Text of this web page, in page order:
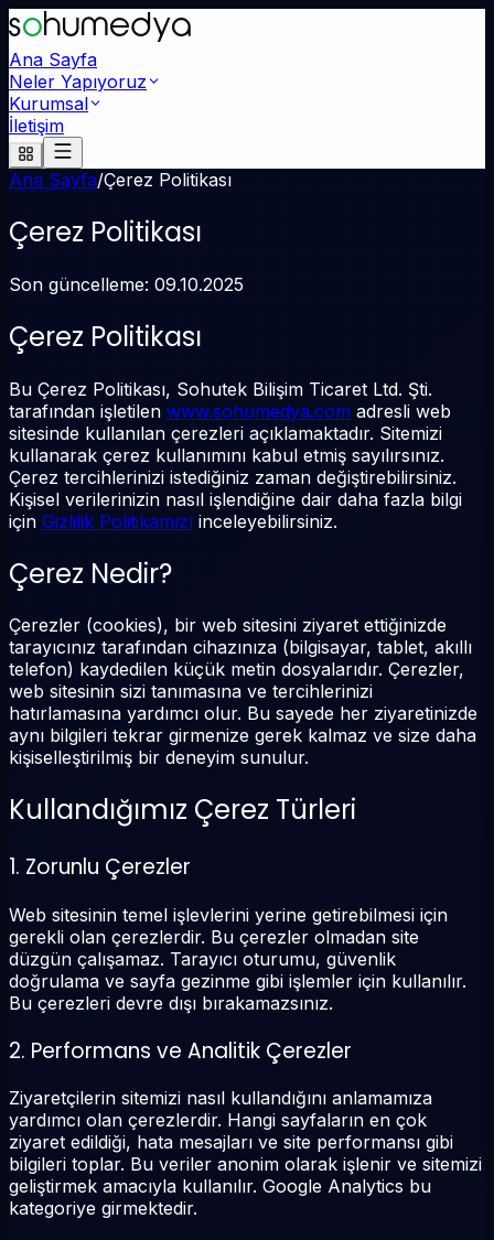
sohumedya
Ana Sayfa
Neler Yapıyoruz
Kurumsal
İletişim
Ana Sayfa/Çerez Politikası
Çerez Politikası
Son güncelleme: 09.10.2025
Çerez Politikası
Bu Çerez Politikası, Sohutek Bilişim Ticaret Ltd. Şti.
tarafından işletilen www.sohumedya.com adresli web
sitesinde kullanılan çerezleri açıklamaktadır. Sitemizi
kullanarak çerez kullanımını kabul etmiş sayılırsınız.
Çerez tercihlerinizi istediğiniz zaman değiştirebilirsiniz.
Kişisel verilerinizin nasıl işlendiğine dair daha fazla bilgi
için Gizlilik Politikamızı inceleyebilirsiniz.
Çerez Nedir?
Çerezler (cookies), bir web sitesini ziyaret ettiğinizde
tarayıcınız tarafından cihazınıza (bilgisayar, tablet, akıllı
telefon) kaydedilen küçük metin dosyalarıdır. Çerezler,
web sitesinin sizi tanımasına ve tercihlerinizi
hatırlamasına yardımcı olur. Bu sayede her ziyaretinizde
aynı bilgileri tekrar girmenize gerek kalmaz ve size daha
kişiselleştirilmiş bir deneyim sunulur.
Kullandığımız Çerez Türleri
1. Zorunlu Çerezler
Web sitesinin temel işlevlerini yerine getirebilmesi için
gerekli olan çerezlerdir. Bu çerezler olmadan site
düzgün çalışamaz. Tarayıcı oturumu, güvenlik
doğrulama ve sayfa gezinme gibi işlemler için kullanılır.
Bu çerezleri devre dışı bırakamazsınız.
2. Performans ve Analitik Çerezler
Ziyaretçilerin sitemizi nasıl kullandığını anlamamıza
yardımcı olan çerezlerdir. Hangi sayfaların en çok
ziyaret edildiği, hata mesajları ve site performansı gibi
bilgileri toplar. Bu veriler anonim olarak işlenir ve sitemizi
geliştirmek amacıyla kullanılır. Google Analytics bu
kategoriye girmektedir.